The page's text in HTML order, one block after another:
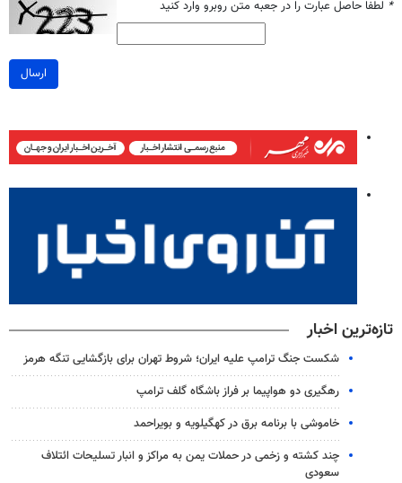
* لطفا حاصل عبارت را در جعبه متن روبرو وارد کنید
ارسال
تازه‌ترین اخبار
شکست جنگ ترامپ علیه ایران؛ شروط تهران برای بازگشایی تنگه هرمز
رهگیری دو هواپیما بر فراز باشگاه گلف ترامپ
خاموشی با برنامه برق در کهگیلویه و بویراحمد
چند کشته و زخمی در حملات یمن به مراکز و انبار تسلیحات ائتلاف
سعودی